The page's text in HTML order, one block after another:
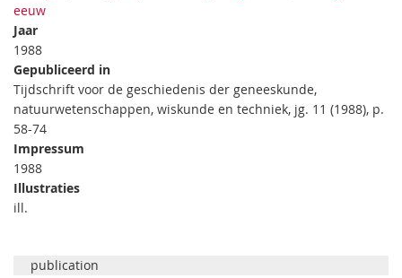
eeuw
Jaar
1988
Gepubliceerd in
Tijdschrift voor de geschiedenis der geneeskunde,
natuurwetenschappen, wiskunde en techniek, jg. 11 (1988), p.
58-74
Impressum
1988
Illustraties
ill.
publication